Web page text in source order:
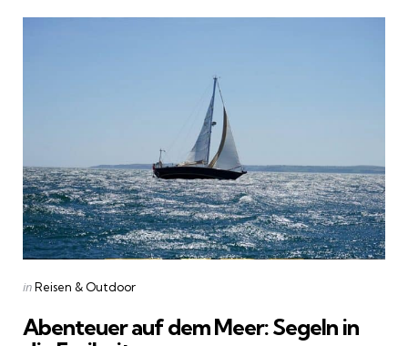
Categories
Posted
inReisen & Outdoor
Abenteuer auf dem Meer: Segeln in